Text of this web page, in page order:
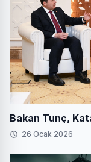
Bakan Tunç,
26 Ocak 2026